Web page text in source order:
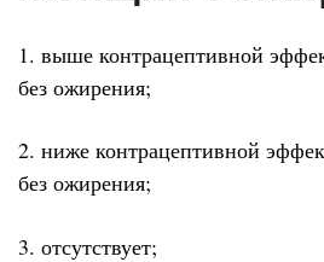
1. выше контрацептивной
без ожирения;
2. ниже контрацептивной
без ожирения;
3. отсутствует;